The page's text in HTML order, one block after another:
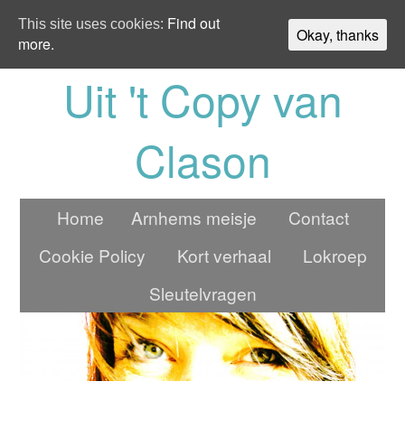
Uit 't Copy van
Clason
Home Arnhems meisje
Contact
Cookie Policy
Kort verhaal
Lokroep
Sleutelvragen
This site uses cookies: Find out
more.
Okay, thanks